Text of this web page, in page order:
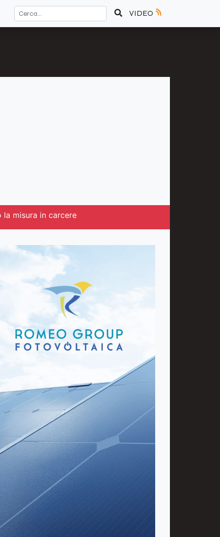
VIDEO
la misura in carcere